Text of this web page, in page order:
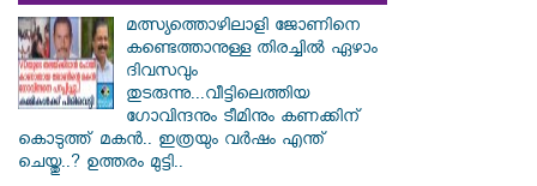
മത്സ്യത്തൊഴിലാളി ജോണിനെ
കണ്ടെത്താനുള്ള തിരച്ചിൽ ഏഴാം
ദിവസവും
തുടരുന്നു...വീട്ടിലെത്തിയ
ഗോവിന്ദനും ടീമിനും കണക്കിന്
കൊടുത്ത് മകൻ.. ഇത്രയും വർഷം എന്ത്
ചെയ്തു..? ഉത്തരം മുട്ടി..